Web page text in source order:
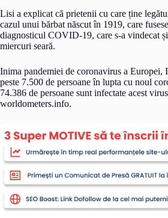
Lisi a explicat că prietenii cu care ține
cazul unui bărbat născut în 1919, care
diagnosticul COVID-19, care s-a vindecat
miercuri seară.
Inima pandemiei de coronavirus a Europei,
peste 7.500 de persoane în lupta cu noul
74.386 de persoane sunt infectate acest
worldometers.info.